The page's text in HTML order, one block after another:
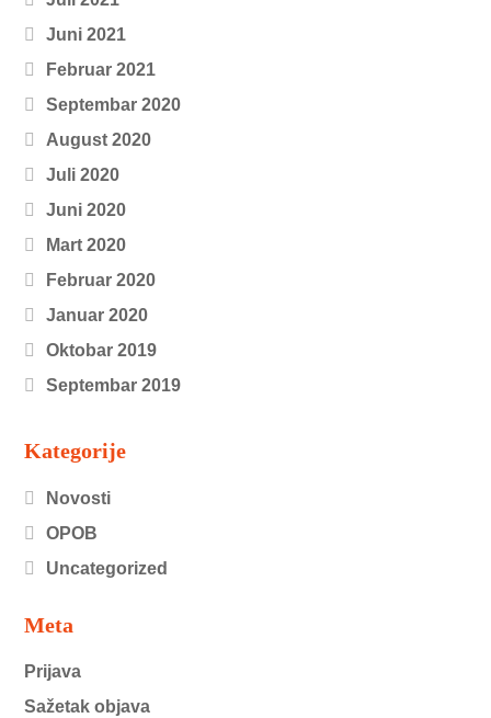
Juni 2021
Februar 2021
Septembar 2020
August 2020
Juli 2020
Juni 2020
Mart 2020
Februar 2020
Januar 2020
Oktobar 2019
Septembar 2019
Kategorije
Novosti
OPOB
Uncategorized
Meta
Prijava
Sažetak objava